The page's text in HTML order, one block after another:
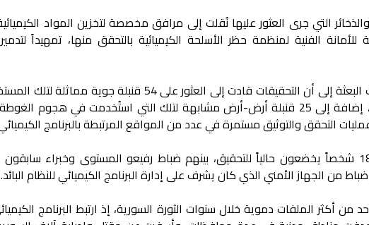
التي جرى العثور عليها نُقلت إلى مرافق مخصصة لتخزين المواد
الفنية لمنظمة حظر الأسلحة الكيميائية بالتحقق منها، تمهيداً
وفي تفاصيل إضافية، أشارت البعثة إلى أن التحقيقات قادت إلى العثور على 54 قنبلة
هجوم اللطامنة عام 2017، إضافة إلى 25 قنبلة أرض-أرض مشابهة لتلك التي استُخدمت في هجوم
كما أعلنت البعثة توقيف 18 شخصاً يخضعون حالياً للتحقيق، بينهم ضباط رفيعو المستوى وخبراء
من الجهاز الأمني الذي كان يشرف على إدارة البرنامج الكيميائي للنظام البائد.
من أكثر الملفات دموية خلال سنوات الثورة السورية، إذ ارتبط البرنامج